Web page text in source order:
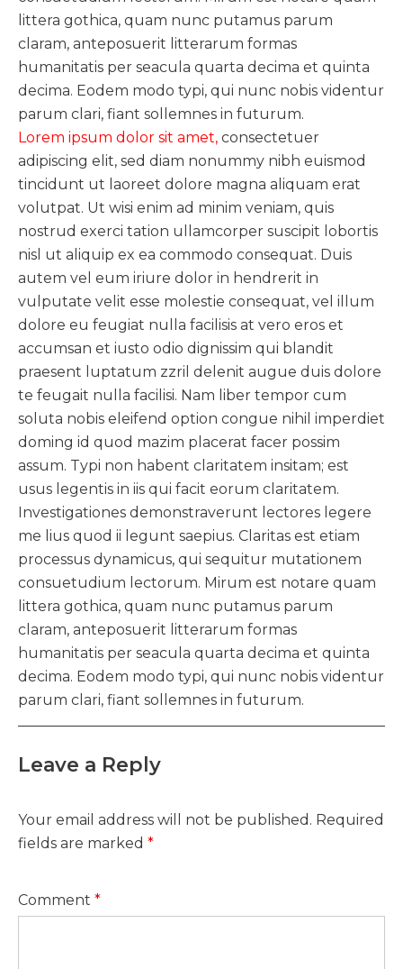
littera gothica, quam nunc putamus parum
claram, anteposuerit litterarum formas
humanitatis per seacula quarta decima et quinta
decima. Eodem modo typi, qui nunc nobis videntur
parum clari, fiant sollemnes in futurum.
Lorem ipsum dolor sit amet, consectetuer
adipiscing elit, sed diam nonummy nibh euismod
tincidunt ut laoreet dolore magna aliquam erat
volutpat. Ut wisi enim ad minim veniam, quis
nostrud exerci tation ullamcorper suscipit lobortis
nisl ut aliquip ex ea commodo consequat. Duis
autem vel eum iriure dolor in hendrerit in
vulputate velit esse molestie consequat, vel illum
dolore eu feugiat nulla facilisis at vero eros et
accumsan et iusto odio dignissim qui blandit
praesent luptatum zzril delenit augue duis dolore
te feugait nulla facilisi. Nam liber tempor cum
soluta nobis eleifend option congue nihil imperdiet
doming id quod mazim placerat facer possim
assum. Typi non habent claritatem insitam; est
usus legentis in iis qui facit eorum claritatem.
Investigationes demonstraverunt lectores legere
me lius quod ii legunt saepius. Claritas est etiam
processus dynamicus, qui sequitur mutationem
consuetudium lectorum. Mirum est notare quam
littera gothica, quam nunc putamus parum
claram, anteposuerit litterarum formas
humanitatis per seacula quarta decima et quinta
decima. Eodem modo typi, qui nunc nobis videntur
parum clari, fiant sollemnes in futurum.
Leave a Reply
Your email address will not be published. Required
fields are marked *
Comment *